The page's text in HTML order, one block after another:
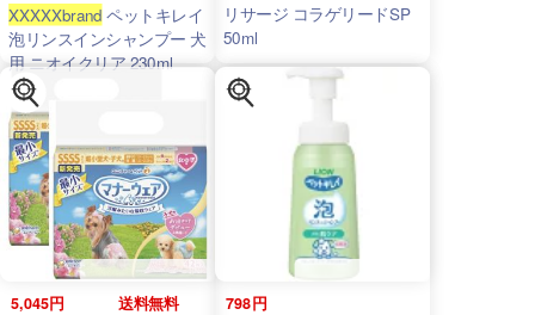
XXXXXbrand ペットキレイ
泡リンスインシャンプー 犬
用 ニオイクリア 230ml
リサージ コラゲリードSP
50ml
5,045円 送料無料 798円